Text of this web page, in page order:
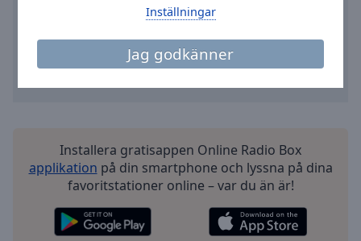
Jag godkänner
Inställningar
Size
Style
Installera gratisappen Online Radio Box
applikation på din smartphone och lyssna på dina
favoritstationer online – var du än är!